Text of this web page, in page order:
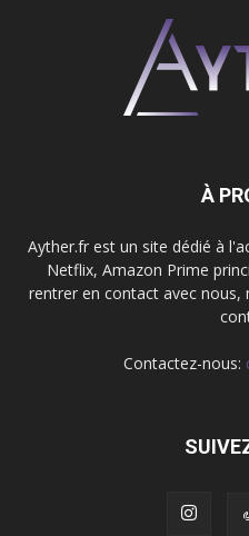
À
Ayther.fr est un site dédié à
Netflix, Amazon Prime
rentrer en contact avec nous,
Contactez-nous: